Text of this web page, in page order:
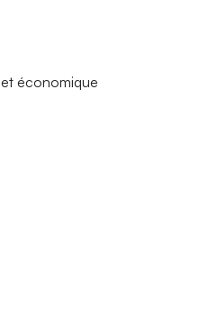
économique